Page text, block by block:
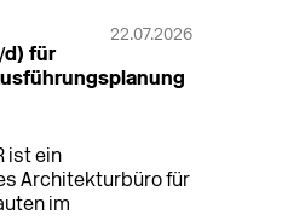
22.07.2026
d) für
ist ein
Architekturbüro für
im